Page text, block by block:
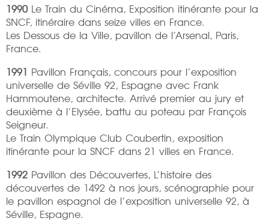
1990 Le Train du Cinéma, Exposition itinérante pour la
SNCF, itinéraire dans seize villes en France.
Les Dessous de la Ville, pavillon de l’Arsenal, Paris,
France.
1991 Pavillon Français, concours pour l’exposition
universelle de Séville 92, Espagne avec Frank
Hammoutene, architecte. Arrivé premier au jury et
deuxième à l’Elysée, battu au poteau par François
Seigneur.
Le Train Olympique Club Coubertin, exposition
itinérante pour la SNCF dans 21 villes en France.
1992 Pavillon des Découvertes, L’histoire des
découvertes de 1492 à nos jours, scénographie pour
le pavillon espagnol de l’exposition universelle 92, à
Séville, Espagne.